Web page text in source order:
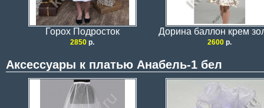
Горох Подросток Дорина баллон крем
2850 р. 2600 р.
Аксессуары к платью Анабель-1 бел